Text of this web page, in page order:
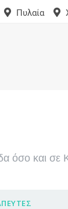
Πυλαία
όσο και σε